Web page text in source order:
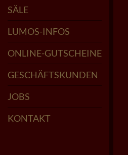
KIDS CLUB
POPCORN FÜR FEIERN
KINDERGEBURTSTAGE
KINDER-COCKTAILKURS
SAALMIETE
CINFINITY - KINO ABO
SÄLE
LUMOS
IGNIS
AQUA
AERO
TERRA
MYSTIQUE
LUMOS-INFOS
FAQ
GRÜNDERTEAM
ZUM PROJEKT
STARS IM LUMOS
PARKMÖGLICHKEITEN FSK UND JUGENDSCHUTZ
ONLINE-RESERVIERUNG
ONLINE-GUTSCHEINE
GESCHÄFTSKUNDEN
JOBS
KONTAKT